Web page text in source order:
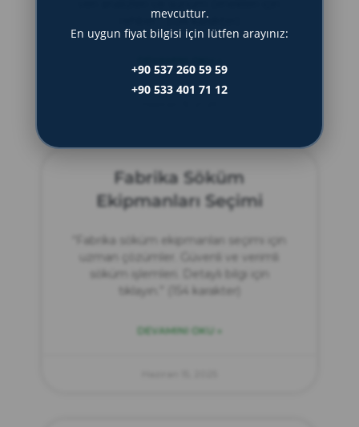
rehber.” (154 karakter)
Fabrika Söküm
Ekipmanları Seçimi
“Fabrika söküm ekipmanları seçimi için
uzman çözümler. Güvenli ve verimli
söküm işlemleri. Detaylı bilgi için
tıklayın.” (154 karakter)
DEVAMINI OKU »
mevcuttur.
En uygun fiyat bilgisi için lütfen arayınız:
+90 537 260 59 59
+90 533 401 71 12